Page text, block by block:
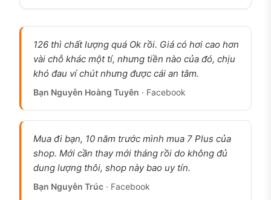
iPhone 12 Pro cũ bản màu xanh Pacific Blue được ưa chuộng,
khung thép không gỉ, ảnh thật tại cửa hàng 126.vn
iPhone 12 Pro còn đáng mua năm 2026
không?
Đáng mua nếu bạn cần một chiếc iPhone dòng
Pro giá rẻ để chụp ảnh đẹp, dùng máy mượt mà
không muốn xuống tiền cho đời mới. Chip A14 vẫn
chạy tốt iOS mới nhất 2026, camera vẫn được
nhiều người dùng lâu năm khen “vẫn rất ổn” sau
126 thì chất lượng quá Ok rồi. Giá có hơi cao hơn
vài chỗ khác một tí, nhưng tiền nào của đó, chịu
khó đau ví chút nhưng được cái an tâm.
Bạn Nguyễn Hoàng Tuyên · Facebook
Mua đi bạn, 10 năm trước mình mua 7 Plus của
shop. Mới cần thay mới tháng rồi do không đủ
dung lượng thôi, shop này bao uy tín.
Bạn Nguyễn Trúc · Facebook